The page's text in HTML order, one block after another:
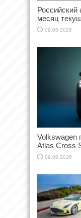
месяц
09.08.2026
Volkswagen
Atlas Cross
09.08.2026